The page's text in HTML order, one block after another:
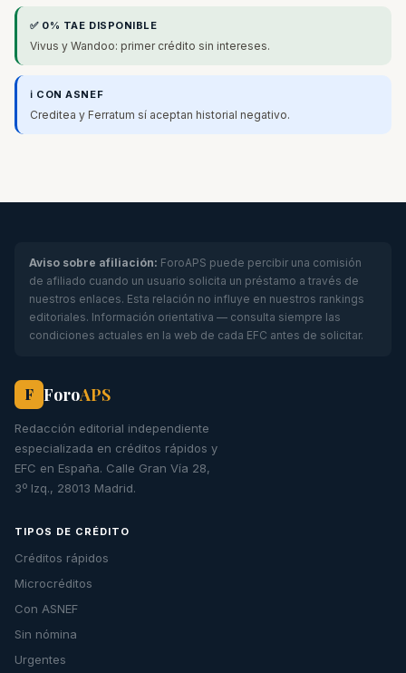
✅ 0% TAE DISPONIBLE
Vivus y Wandoo: primer crédito sin intereses.
ℹ️ CON ASNEF
Creditea y Ferratum sí aceptan historial negativo.
Aviso sobre afiliación: ForoAPS puede percibir una comisión
de afiliado cuando un usuario solicita un préstamo a través de
nuestros enlaces. Esta relación no influye en nuestros rankings
editoriales. Información orientativa — consulta siempre las
condiciones actuales en la web de cada EFC antes de solicitar.
F ForoAPS
Redacción editorial independiente
especializada en créditos rápidos y
EFC en España. Calle Gran Vía 28,
3º Izq., 28013 Madrid.
TIPOS DE CRÉDITO
Créditos rápidos
Microcréditos
Con ASNEF
Sin nómina
Urgentes